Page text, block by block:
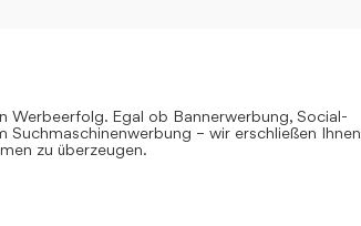
Werbeerfolg. Egal ob Bannerwerbung, Social-
– wir erschließen Ihnen
zu überzeugen.